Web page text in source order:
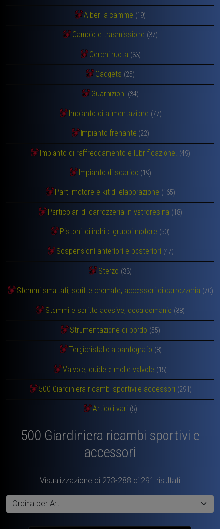
Alberi a camme (19)
Cambio e trasmissione (37)
Cerchi ruota (33)
Gadgets (25)
Guarnizioni (34)
Impianto di alimentazione (77)
Impianto frenante (22)
Impianto di raffreddamento e lubrificazione. (49)
Impianto di scarico (19)
Parti motore e kit di elaborazione (165)
Particolari di carrozzeria in vetroresina (18)
Pistoni, cilindri e gruppi motore (50)
Sospensioni anteriori e posteriori (47)
Sterzo (33)
Stemmi smaltati, scritte cromate, accessori di carrozzeria (70)
Stemmi e scritte adesive, decalcomanie (38)
Strumentazione di bordo (55)
Tergicristallo a pantografo (8)
Valvole, guide e molle valvole (15)
500 Giardiniera ricambi sportivi e accessori (291)
Articoli vari (5)
500 Giardiniera ricambi sportivi e
accessori
Visualizzazione di 273-288 di 291 risultati